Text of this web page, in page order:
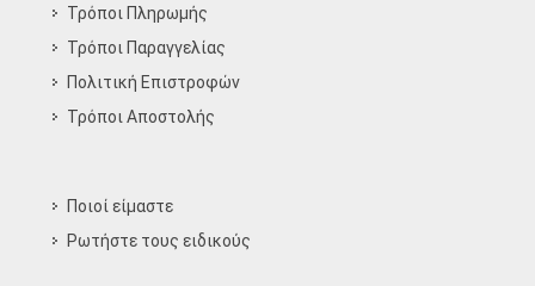
Τρόποι Πληρωμής
Τρόποι Παραγγελίας
Πολιτική Επιστροφών
Τρόποι Aποστολής
Ποιοί είμαστε
Ρωτήστε τους ειδικούς